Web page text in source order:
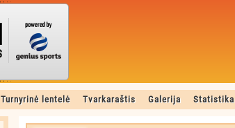
Turnyrinė lentelė Tvarkaraštis Galerija Statistika